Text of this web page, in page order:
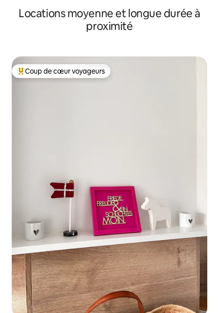
Locations moyenne et longue durée à
proximité
Coups de cœur voyageurs les plus appréciés
Coup de cœur voyageurs